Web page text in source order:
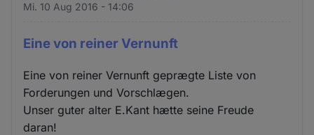
Mi. 10 Aug 2016 - 14:06
Eine von reiner Vernunft
Eine von reiner Vernunft geprægte Liste von
Forderungen und Vorschlægen.
Unser guter alter E.Kant hætte seine Freude
daran!